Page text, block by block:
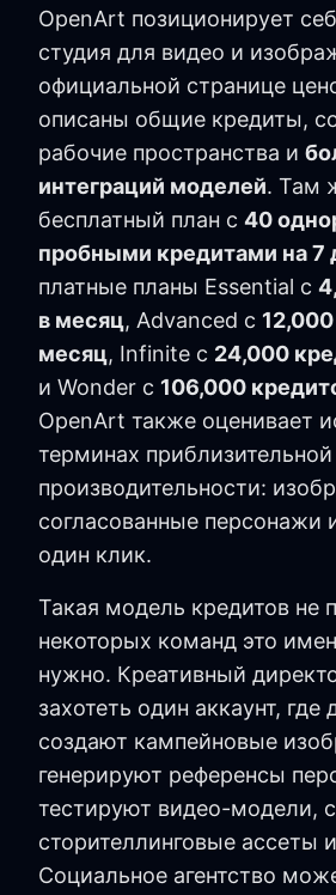
OpenArt позиционирует
студия для видео и
официальной странице
описаны общие кредиты,
рабочие пространства и
интеграций моделей. Там
бесплатный план с 40
пробными кредитами на 7
платные планы Essential с
в месяц, Advanced с
месяц, Infinite с 24,000
и Wonder с 106,000
OpenArt также оценивает
терминах приблизительной
производительности:
согласованные персонажи
один клик.
Такая модель кредитов не
некоторых команд это
нужно. Креативный
захотеть один аккаунт, где
создают кампейновые
генерируют референсы
тестируют видео-модели,
сторителлинговые ассеты
Социальное агентство